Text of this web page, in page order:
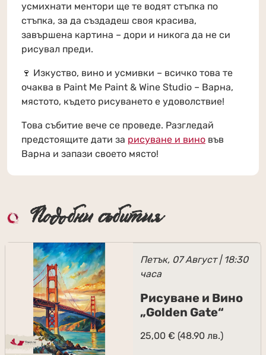
усмихнати ментори ще те водят стъпка по
стъпка, за да създадеш своя красива,
завършена картина – дори и никога да не си
рисувал преди.
🍷 Изкуство, вино и усмивки – всичко това те
очаква в Paint Me Paint & Wine Studio – Варна,
мястото, където рисуването е удоволствие!
Това събитие вече се проведе. Разгледай
предстоящите дати за рисуване и вино във
Варна и запази своето място!
Подобни събития
Петък, 07 Август | 18:30
часа
Рисуване и Вино
„Golden Gate“
25,00 € (48.90 лв.)